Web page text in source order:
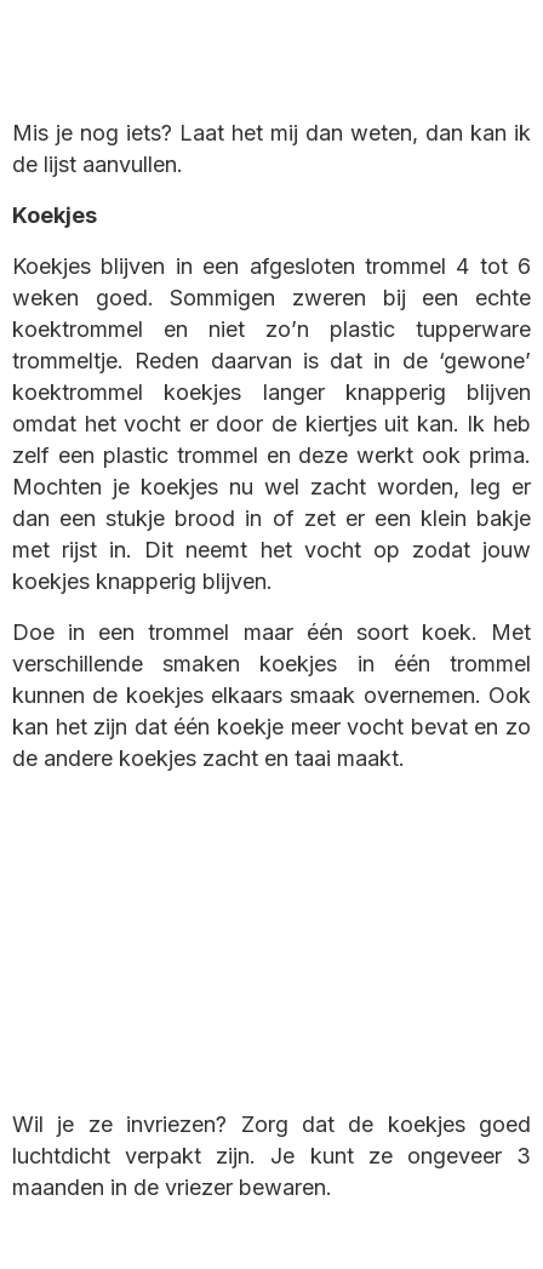
Mis je nog iets? Laat het mij dan weten, dan kan ik
de lijst aanvullen.
Koekjes
Koekjes blijven in een afgesloten trommel 4 tot 6
weken goed. Sommigen zweren bij een echte
koektrommel en niet zo’n plastic tupperware
trommeltje. Reden daarvan is dat in de ‘gewone’
koektrommel koekjes langer knapperig blijven
omdat het vocht er door de kiertjes uit kan. Ik heb
zelf een plastic trommel en deze werkt ook prima.
Mochten je koekjes nu wel zacht worden, leg er
dan een stukje brood in of zet er een klein bakje
met rijst in. Dit neemt het vocht op zodat jouw
koekjes knapperig blijven.
Doe in een trommel maar één soort koek. Met
verschillende smaken koekjes in één trommel
kunnen de koekjes elkaars smaak overnemen. Ook
kan het zijn dat één koekje meer vocht bevat en zo
de andere koekjes zacht en taai maakt.
Wil je ze invriezen? Zorg dat de koekjes goed
luchtdicht verpakt zijn. Je kunt ze ongeveer 3
maanden in de vriezer bewaren.